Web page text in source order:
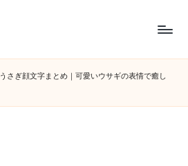
うさぎ顔文字まとめ｜可愛いウサギの表情で癒し